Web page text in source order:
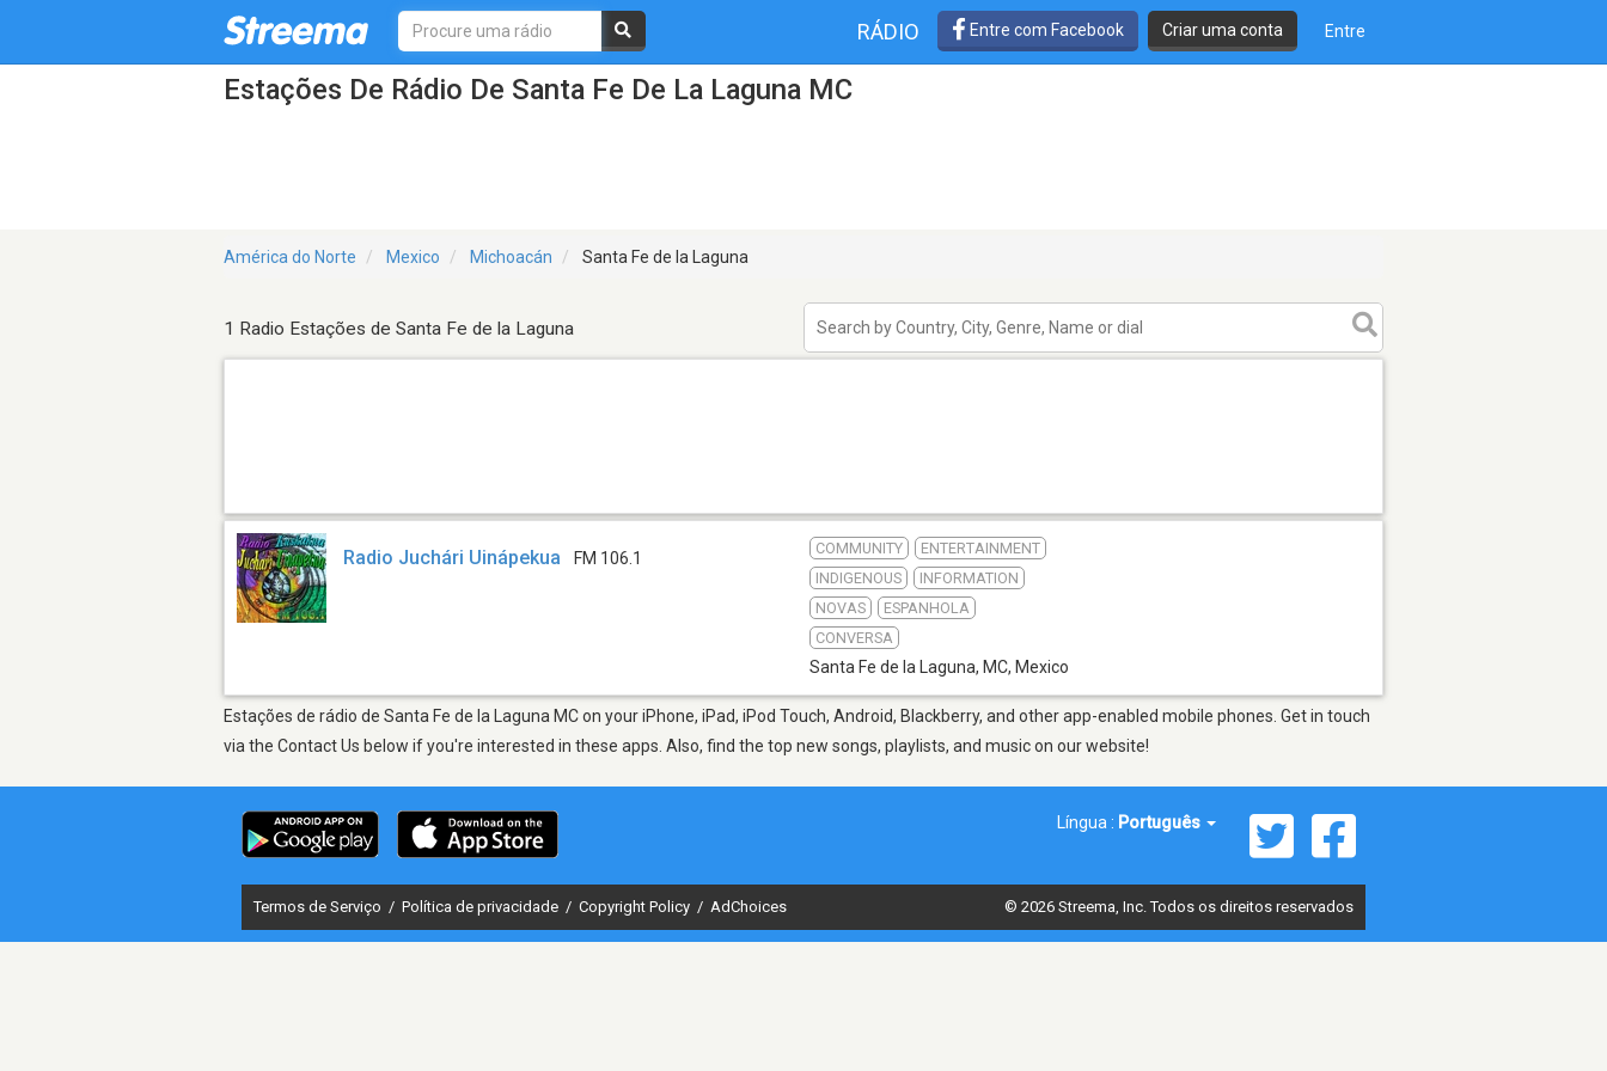
RÁDIO Entre com Facebook Criar uma conta Entre
Estações De Rádio De Santa Fe De La Laguna MC
América do Norte Mexico Michoacán Santa Fe de la Laguna
1 Radio Estações de Santa Fe de la Laguna
Radio Juchári Uinápekua FM 106.1
COMMUNITY
ENTERTAINMENT
INDIGENOUS
INFORMATION
NOVAS
ESPANHOLA
CONVERSA
Santa Fe de la Laguna, MC, Mexico
Estações de rádio de Santa Fe de la Laguna MC on your iPhone, iPad, iPod Touch, Android, Blackberry, and other app-enabled mobile phones. Get in touch
via the Contact Us below if you're interested in these apps. Also, find the top new songs, playlists, and music on our website!
Língua : Português
Termos de Serviço / Política de privacidade / Copyright Policy / AdChoices © 2026 Streema, Inc. Todos os direitos reservados